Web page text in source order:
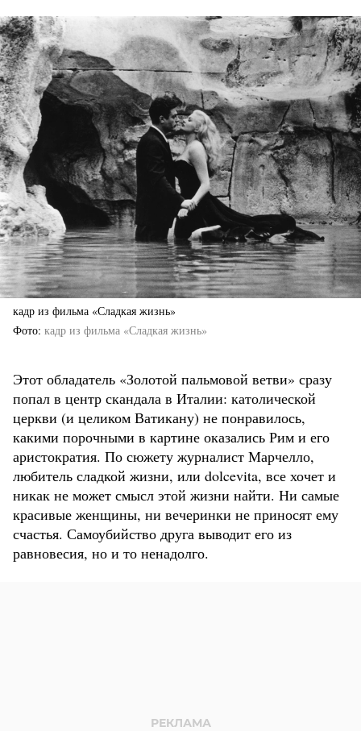
кадр из фильма «Сладкая жизнь»
Фото кадр из фильма «Сладкая жизнь»
Этот обладатель «Золотой пальмовой ветви» сразу
попал в центр скандала в Италии: католической
церкви (и целиком Ватикану) не понравилось,
какими порочными в картине оказались Рим и его
аристократия. По сюжету журналист Марчелло,
любитель сладкой жизни, или dolcevita, все хочет и
никак не может смысл этой жизни найти. Ни самые
красивые женщины, ни вечеринки не приносят ему
счастья. Самоубийство друга выводит его из
равновесия, но и то ненадолго.